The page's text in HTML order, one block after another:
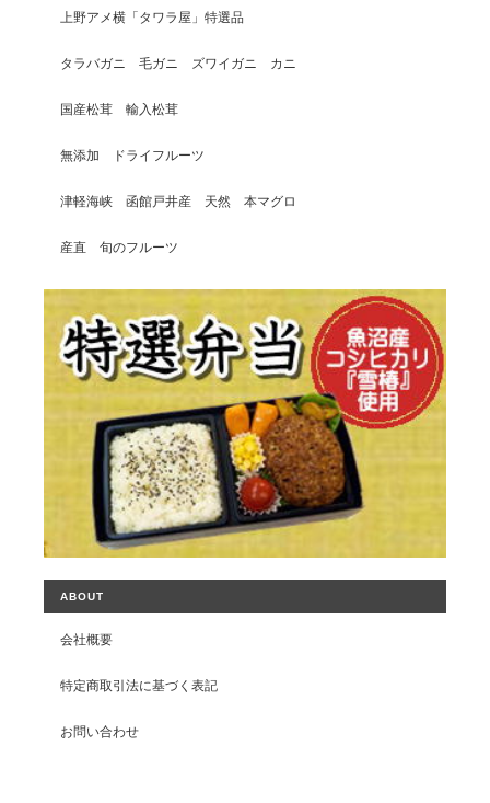
上野アメ横「タワラ屋」特選品
タラバガニ 毛ガニ ズワイガニ カニ
国産松茸 輸入松茸
無添加 ドライフルーツ
津軽海峡 函館戸井産 天然 本マグロ
産直 旬のフルーツ
ABOUT
会社概要
特定商取引法に基づく表記
お問い合わせ